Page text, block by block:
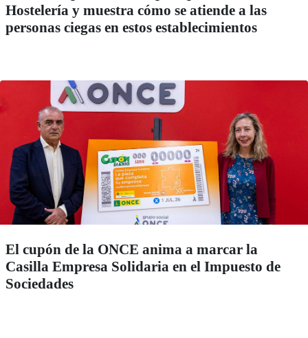
Hostelería y muestra cómo se atiende a las
personas ciegas en estos establecimientos
El cupón de la ONCE anima a marcar la
Casilla Empresa Solidaria en el Impuesto de
Sociedades